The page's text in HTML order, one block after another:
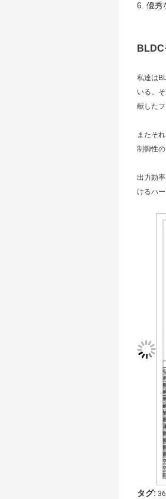
6. 優秀
BLDC
私達は
いる。
献したフ
またそ
制御性
出力効
けるハ
タグ: